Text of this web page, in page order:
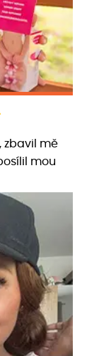
zbavil mě
mou